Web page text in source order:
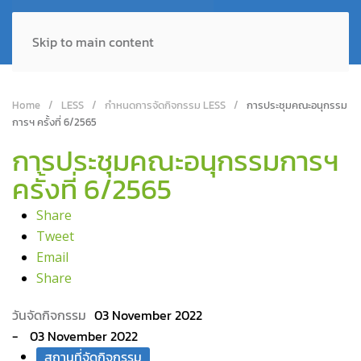
Skip to main content
Home LESS กำหนดการจัดกิจกรรม LESS
การประชุมคณะอนุกรรม
การฯ ครั้งที่ 6/2565
การประชุมคณะอนุกรรมการฯ
ครั้งที่ 6/2565
Share
Tweet
Email
Share
03 November 2022
03 November 2022
สถานที่จัดกิจกรรม